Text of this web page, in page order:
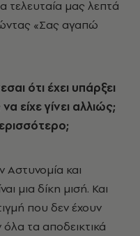
τελευταία μας λεπτά
«Σας αγαπώ
ότι έχει υπάρξει
είχε γίνει αλλιώς;
Αστυνομία και
μια δίκη μισή. Και
που δεν έχουν
όλα τα αποδεικτικά